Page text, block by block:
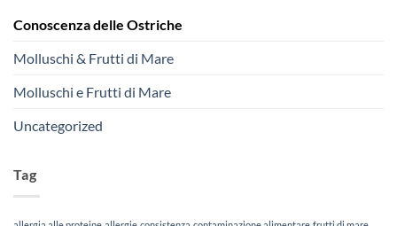
Conoscenza delle Ostriche
Molluschi & Frutti di Mare
Molluschi e Frutti di Mare
Uncategorized
Tag